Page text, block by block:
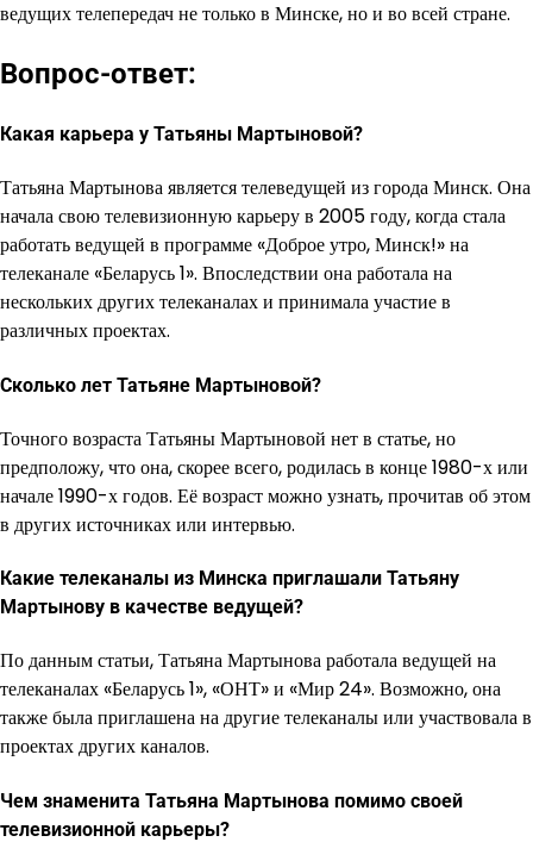
ведущих телепередач не только в Минске, но и во всей стране.
Вопрос-ответ:
Какая карьера у Татьяны Мартыновой?
Татьяна Мартынова является телеведущей из города Минск. Она
начала свою телевизионную карьеру в 2005 году, когда стала
работать ведущей в программе «Доброе утро, Минск!» на
телеканале «Беларусь 1». Впоследствии она работала на
нескольких других телеканалах и принимала участие в
различных проектах.
Сколько лет Татьяне Мартыновой?
Точного возраста Татьяны Мартыновой нет в статье, но
предположу, что она, скорее всего, родилась в конце 1980-х или
начале 1990-х годов. Её возраст можно узнать, прочитав об этом
в других источниках или интервью.
Какие телеканалы из Минска приглашали Татьяну
Мартынову в качестве ведущей?
По данным статьи, Татьяна Мартынова работала ведущей на
телеканалах «Беларусь 1», «ОНТ» и «Мир 24». Возможно, она
также была приглашена на другие телеканалы или участвовала в
проектах других каналов.
Чем знаменита Татьяна Мартынова помимо своей
телевизионной карьеры?